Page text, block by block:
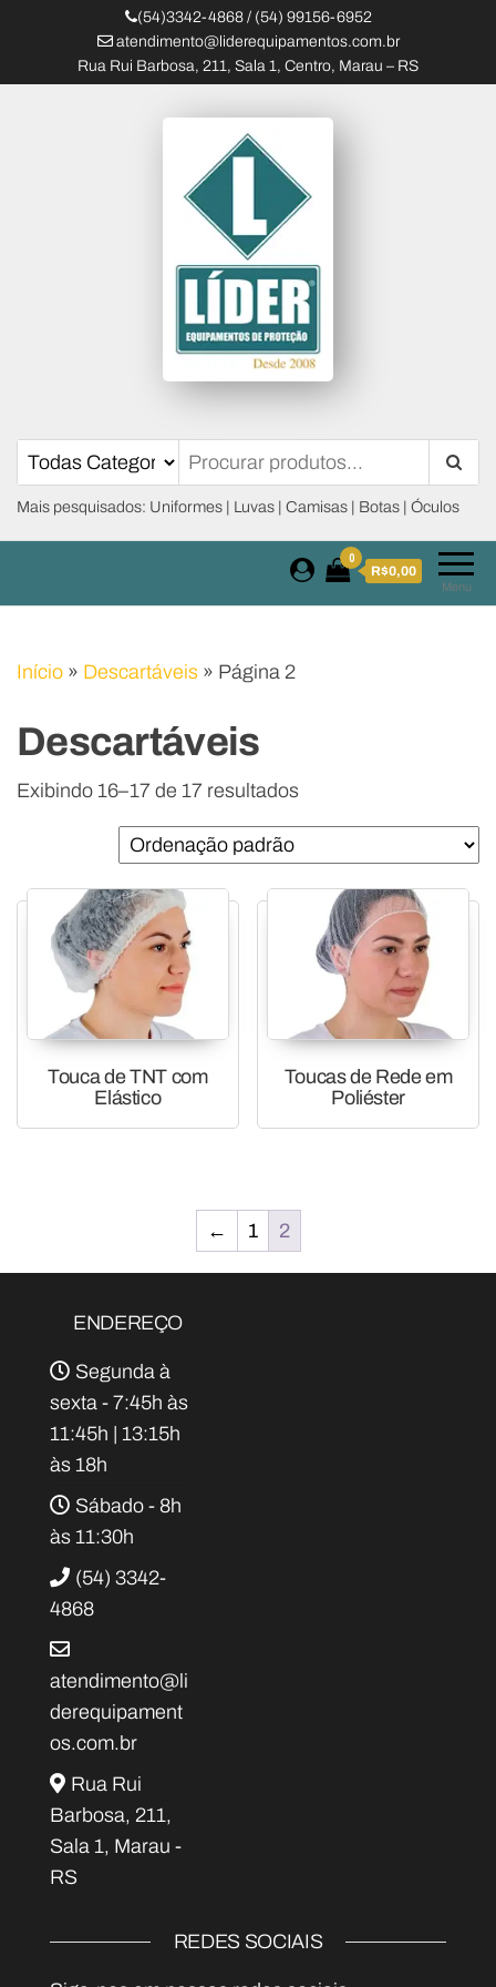
(54)3342-4868 / (54) 99156-6952
atendimento@liderequipamentos.com.br
Rua Rui Barbosa, 211, Sala 1, Centro, Marau – RS
Líder Equipamentos
Mais pesquisados: Uniformes | Luvas | Camisas | Botas | Óculos
Menu
0
R$0,00
Início » Descartáveis » Página 2
Descartáveis
Exibindo 16–17 de 17 resultados
Touca de TNT com
Elástico
Toucas de Rede em
Poliéster
← 1 2
ENDEREÇO
Segunda à
sexta - 7:45h às
11:45h | 13:15h
às 18h
Sábado - 8h
às 11:30h
(54) 3342-
4868
atendimento@li
derequipament
os.com.br
Rua Rui
Barbosa, 211,
Sala 1, Marau -
RS
REDES SOCIAIS